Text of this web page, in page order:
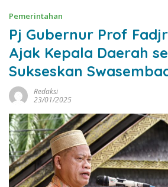
Pemerintahan
Pj Gubernur Prof
Ajak Kepala Daerah
Sukseskan
Redaksi
23/01/2025